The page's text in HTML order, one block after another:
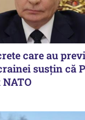
care au
susțin că